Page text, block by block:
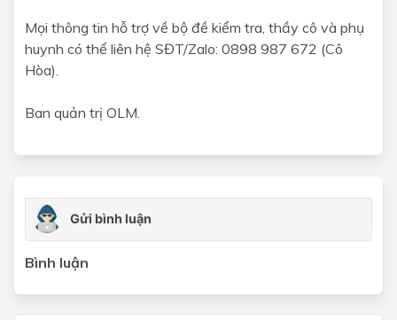
Mọi thông tin hỗ trợ về bộ đề kiểm tra, thầy cô và phụ
huynh có thể liên hệ SĐT/Zalo: 0898 987 672 (Cô
Hòa).
Ban quản trị OLM.
Bình luận